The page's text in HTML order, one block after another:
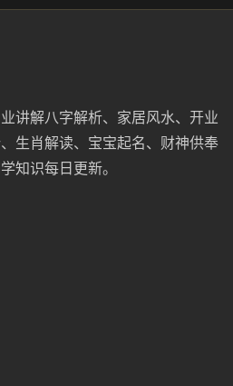
讲解八字解析、家居风水、开业
生肖解读、宝宝起名、财神供奉
知识每日更新。